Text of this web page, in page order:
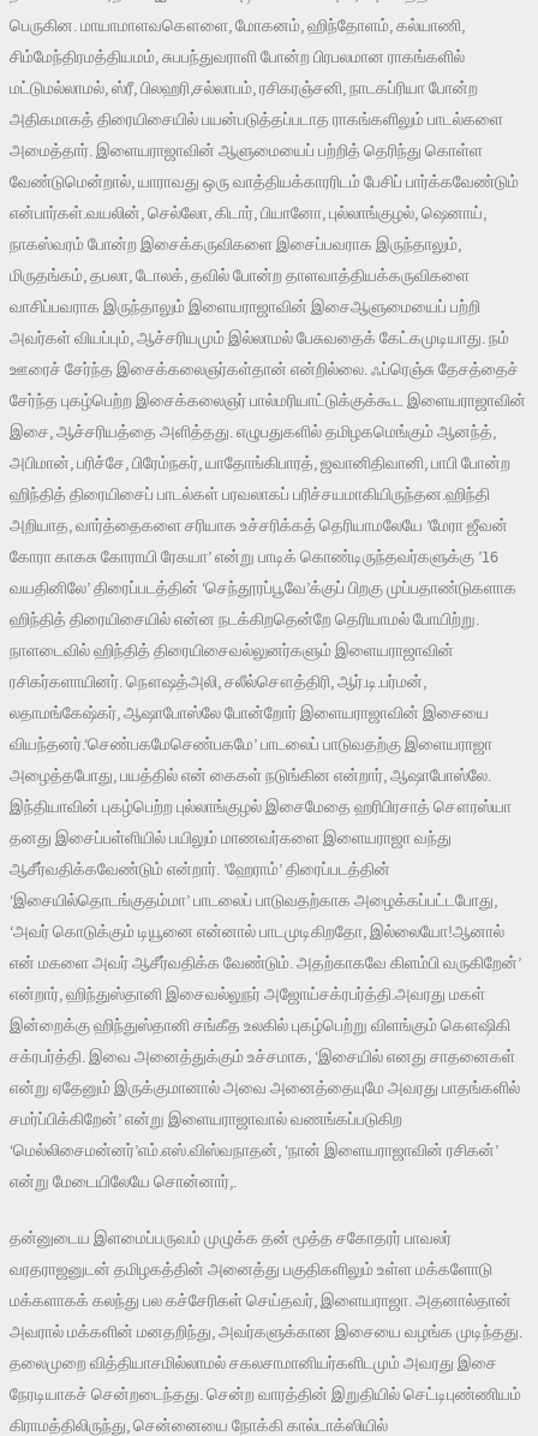
பெருகின. மாயாமாளவகௌளை, மோகனம், ஹிந்தோளம், கல்யாணி,
சிம்மேந்திரமத்தியமம், சுபபந்துவராளி போன்ற பிரபலமான ராகங்களில்
மட்டுமல்லாமல், ஸ்ரீ, பிலஹரி,சல்லாபம், ரசிகரஞ்சனி, நாடகப்ரியா போன்ற
அதிகமாகத் திரையிசையில் பயன்படுத்தப்படாத ராகங்களிலும் பாடல்களை
அமைத்தார். இளையராஜாவின் ஆளுமையைப் பற்றித் தெரிந்து கொள்ள
வேண்டுமென்றால், யாராவது ஒரு வாத்தியக்காரரிடம் பேசிப் பார்க்கவேண்டும்
என்பார்கள்.வயலின், செல்லோ, கிடார், பியானோ, புல்லாங்குழல், ஷெனாய்,
நாகஸ்வரம் போன்ற இசைக்கருவிகளை இசைப்பவராக இருந்தாலும்,
மிருதங்கம், தபலா, டோலக், தவில் போன்ற தாளவாத்தியக்கருவிகளை
வாசிப்பவராக இருந்தாலும் இளையராஜாவின் இசைஆளுமையைப் பற்றி
அவர்கள் வியப்பும், ஆச்சரியமும் இல்லாமல் பேசுவதைக் கேட்கமுடியாது. நம்
ஊரைச் சேர்ந்த இசைக்கலைஞர்கள்தான் என்றில்லை. ஃப்ரெஞ்சு தேசத்தைச்
சேர்ந்த புகழ்பெற்ற இசைக்கலைஞர் பால்மரியாட்டுக்குக்கூட இளையராஜாவின்
இசை, ஆச்சரியத்தை அளித்தது. எழுபதுகளில் தமிழகமெங்கும் ஆனந்த்,
அபிமான், பரிச்சே, பிரேம்நகர், யாதோங்கிபாரத், ஜவானிதிவானி, பாபி போன்ற
ஹிந்தித் திரையிசைப் பாடல்கள் பரவலாகப் பரிச்சயமாகியிருந்தன.ஹிந்தி
அறியாத, வார்த்தைகளை சரியாக உச்சரிக்கத் தெரியாமலேயே ’மேரா ஜீவன்
கோரா காகசு கோராயி ரேகயா’ என்று பாடிக் கொண்டிருந்தவர்களுக்கு ’16
வயதினிலே’ திரைப்படத்தின் ‘செந்தூரப்பூவே’க்குப் பிறகு முப்பதாண்டுகளாக
ஹிந்தித் திரையிசையில் என்ன நடக்கிறதென்றே தெரியாமல் போயிற்று.
நாளடைவில் ஹிந்தித் திரையிசைவல்லுனர்களும் இளையராஜாவின்
ரசிகர்களாயினர். நௌஷத்அலி, சலீல்சௌத்திரி, ஆர்.டி.பர்மன்,
லதாமங்கேஷ்கர், ஆஷாபோஸ்லே போன்றோர் இளையராஜாவின் இசையை
வியந்தனர்.‘செண்பகமேசெண்பகமே’ பாடலைப் பாடுவதற்கு இளையராஜா
அழைத்தபோது, பயத்தில் என் கைகள் நடுங்கின என்றார், ஆஷாபோஸ்லே.
இந்தியாவின் புகழ்பெற்ற புல்லாங்குழல் இசைமேதை ஹரிபிரசாத் சௌரஸ்யா
தனது இசைப்பள்ளியில் பயிலும் மாணவர்களை இளையராஜா வந்து
ஆசீர்வதிக்கவேண்டும் என்றார். ’ஹேராம்’ திரைப்படத்தின்
‘இசையில்தொடங்குதம்மா’ பாடலைப் பாடுவதற்காக அழைக்கப்பட்டபோது,
‘அவர் கொடுக்கும் டியூனை என்னால் பாடமுடிகிறதோ, இல்லையோ!ஆனால்
என் மகளை அவர் ஆசீர்வதிக்க வேண்டும். அதற்காகவே கிளம்பி வருகிறேன்’
என்றார், ஹிந்துஸ்தானி இசைவல்லுநர் அஜோய்சக்ரபர்த்தி.அவரது மகள்
இன்றைக்கு ஹிந்துஸ்தானி சங்கீத உலகில் புகழ்பெற்று விளங்கும் கௌஷிகி
சக்ரபர்த்தி. இவை அனைத்துக்கும் உச்சமாக, ‘இசையில் எனது சாதனைகள்
என்று ஏதேனும் இருக்குமானால் அவை அனைத்தையுமே அவரது பாதங்களில்
சமர்ப்பிக்கிறேன்’ என்று இளையராஜாவால் வணங்கப்படுகிற
‘மெல்லிசைமன்னர்’எம்.எஸ்.விஸ்வநாதன், ‘நான் இளையராஜாவின் ரசிகன்’
என்று மேடையிலேயே சொன்னார்,.
தன்னுடைய இளமைப்பருவம் முழுக்க தன் மூத்த சகோதரர் பாவலர்
வரதராஜனுடன் தமிழகத்தின் அனைத்து பகுதிகளிலும் உள்ள மக்களோடு
மக்களாகக் கலந்து பல கச்சேரிகள் செய்தவர், இளையராஜா. அதனால்தான்
அவரால் மக்களின் மனதறிந்து, அவர்களுக்கான இசையை வழங்க முடிந்தது.
தலைமுறை வித்தியாசமில்லாமல் சகலசாமானியர்களிடமும் அவரது இசை
நேரடியாகச் சென்றடைந்தது. சென்ற வாரத்தின் இறுதியில் செட்டிபுண்ணியம்
கிராமத்திலிருந்து, சென்னையை நோக்கி கால்டாக்ஸியில்